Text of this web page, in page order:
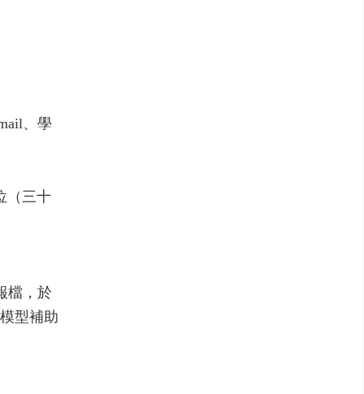
、學
（三十
檔，於
型補助